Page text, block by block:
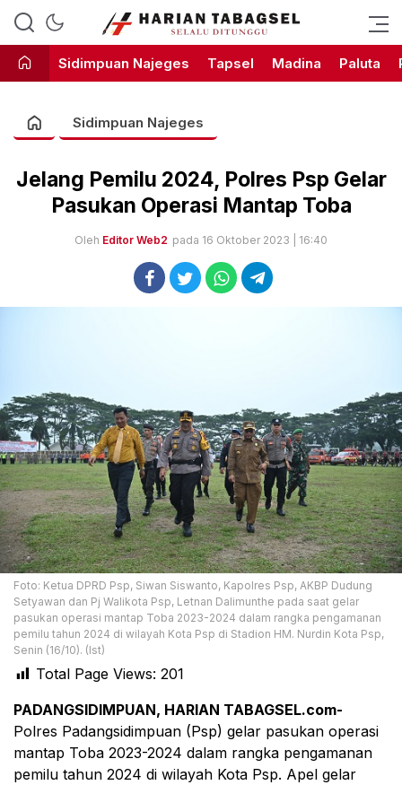
Harian Tabagsel
Harian Tabagsel Official Website
Sidimpuan Najeges
Tapsel Madina Paluta
Sidimpuan Najeges
Jelang Pemilu 2024, Polres Psp Gelar
Pasukan Operasi Mantap Toba
Oleh Editor Web2 pada 16 Oktober 2023 | 16:40
Foto: Ketua DPRD Psp, Siwan Siswanto, Kapolres Psp, AKBP Dudung
Setyawan dan Pj Walikota Psp, Letnan Dalimunthe pada saat gelar
pasukan operasi mantap Toba 2023-2024 dalam rangka pengamanan
pemilu tahun 2024 di wilayah Kota Psp di Stadion HM. Nurdin Kota Psp,
Senin (16/10). (Ist)
Total Page Views: 201
PADANGSIDIMPUAN, HARIAN TABAGSEL.com-
Polres Padangsidimpuan (Psp) gelar pasukan operasi
mantap Toba 2023-2024 dalam rangka pengamanan
pemilu tahun 2024 di wilayah Kota Psp. Apel gelar